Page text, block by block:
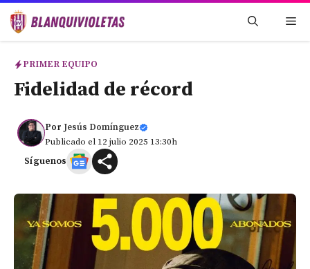
Saltar
PRIMER EQUIPO
Fidelidad de récord
Por Jesús Domínguez
Publicado el 12 julio 2025 13:30h
Síguenos